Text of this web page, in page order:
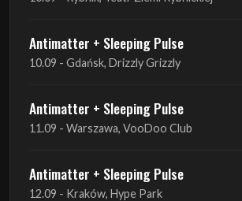
Antimatter + Sleeping Pulse
11.09 - Warszawa, VooDoo Club
Antimatter + Sleeping Pulse
12.09 - Kraków, Hype Park
Amelia Tokarska - Celtic Tales Quartet
19.09 - Brześć Kujawski, Wahadło